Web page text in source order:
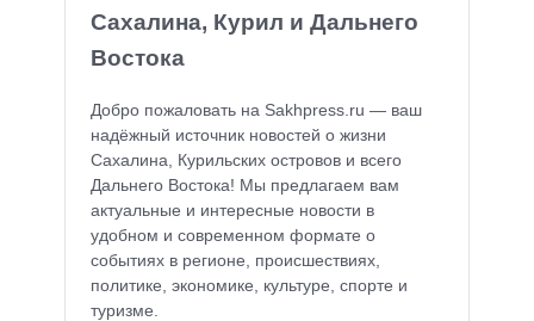
Сахалина, Курил и Дальнего
Востока
Добро пожаловать на Sakhpress.ru — ваш
надёжный источник новостей о жизни
Сахалина, Курильских островов и всего
Дальнего Востока! Мы предлагаем вам
актуальные и интересные новости в
удобном и современном формате о
событиях в регионе, происшествиях,
политике, экономике, культуре, спорте и
туризме.